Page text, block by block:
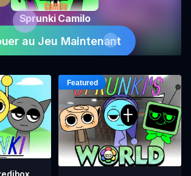
Sprunki Camilo
au Jeu Maintenant